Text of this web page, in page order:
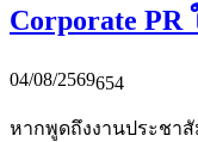
Corporate
04/08/2569654
หากพูดถึงงานประชาสั